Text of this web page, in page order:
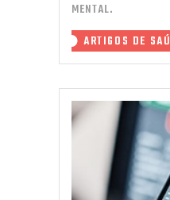
MENTAL.
ARTIGOS DE